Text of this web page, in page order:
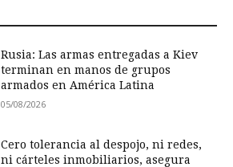
Rusia: Las armas entregadas a Kiev
terminan en manos de grupos
armados en América Latina
05/08/2026
Cero tolerancia al despojo, ni redes,
ni cárteles inmobiliarios, asegura